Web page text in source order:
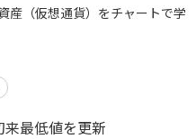
産（仮想通貨）をチャートで学
最低値を更新